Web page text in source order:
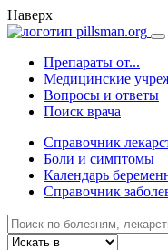
Наверх
Препараты от...
Медицинские
Вопросы и ответы
Поиск врача
Справочник
Боли и симптомы
Календарь
Справочник